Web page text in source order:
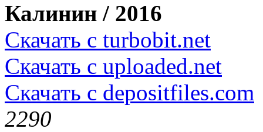
Калинин / 2016
Скачать с turbobit.net
Скачать с uploaded.net
Скачать с depositfiles.com
2290